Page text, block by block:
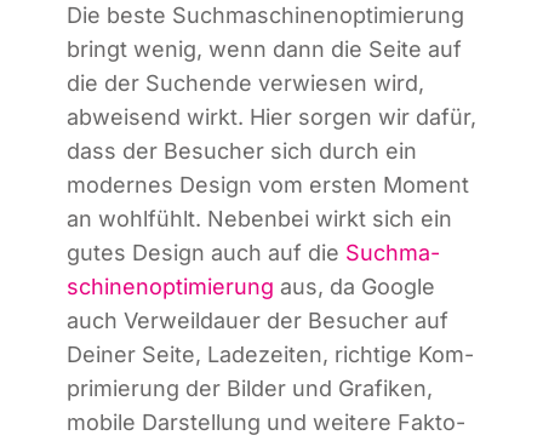
Die bes­te Such­ma­schi­nen­op­ti­mie­rung
bringt wenig, wenn dann die Sei­te auf
die der Suchen­de ver­wie­sen wird,
abwei­send wirkt. Hier sor­gen wir dafür,
dass der Besu­cher sich durch ein
moder­nes Design vom ers­ten Moment
an wohl­fühlt. Neben­bei wirkt sich ein
gutes Design auch auf die Such­ma­
schi­nen­op­ti­mie­rung aus, da Goog­le
auch Ver­weil­dau­er der Besu­cher auf
Dei­ner Sei­te, Lade­zei­ten, rich­ti­ge Kom­
pri­mie­rung der Bil­der und Gra­fi­ken,
mobi­le Dar­stel­lung und wei­te­re Fak­to­